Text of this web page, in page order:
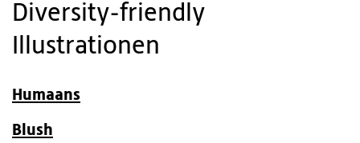
Diversity-friendly
Illustrationen
Humaans
Blush